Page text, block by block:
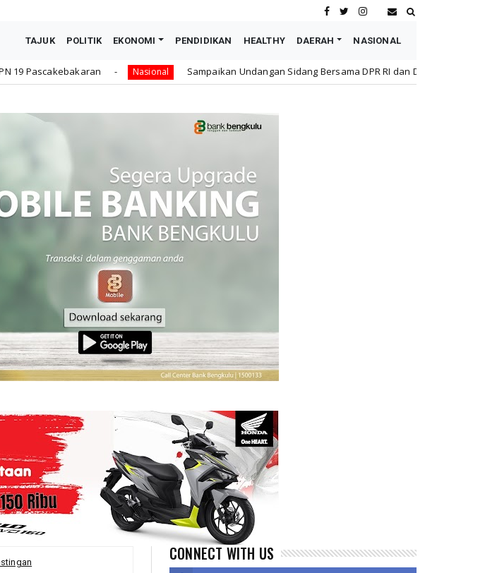
TAJUK POLITIK EKONOMI PENDIDIKAN HEALTHY DAERAH NASIONAL
Nasional Sampaikan Undangan Sidang Bersama DPR RI dan DPD RI kepada Wapres Boediono,
CONNECT WITH US